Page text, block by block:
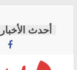
content